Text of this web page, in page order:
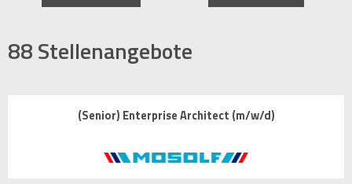
88Stellenangebote
(Senior) Enterprise Architect (m/w/d)